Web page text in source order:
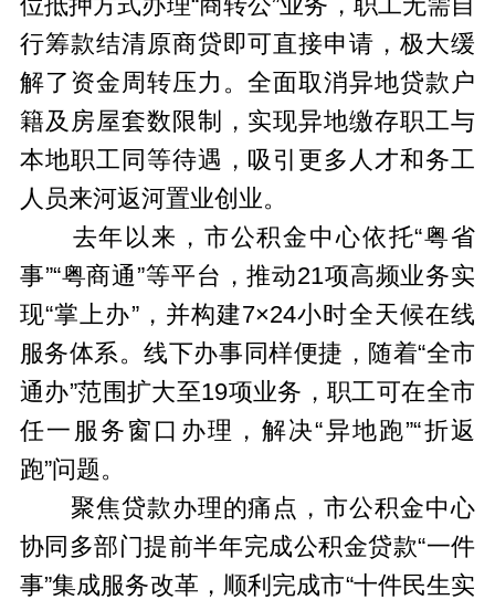
行筹款结清原商贷即可直接申请，极大缓
解了资金周转压力。全面取消异地贷款户
籍及房屋套数限制，实现异地缴存职工与
本地职工同等待遇，吸引更多人才和务工
人员来河返河置业创业。
去年以来，市公积金中心依托“粤省
事”“粤商通”等平台，推动21项高频业务实
现“掌上办”，并构建7×24小时全天候在线
服务体系。线下办事同样便捷，随着“全市
通办”范围扩大至19项业务，职工可在全市
任一服务窗口办理，解决“异地跑”“折返
跑”问题。
聚焦贷款办理的痛点，市公积金中心
协同多部门提前半年完成公积金贷款“一件
事”集成服务改革，顺利完成市“十件民生实